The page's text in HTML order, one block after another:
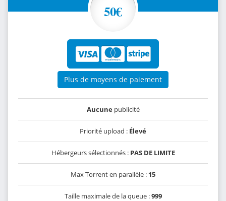
50€
Plus de moyens de paiement
Aucunepublicité
Priorité upload : Élevé
Hébergeurs sélectionnés : PAS DE LIMITE
Max Torrent en parallèle : 15
Taille maximale de la queue :999